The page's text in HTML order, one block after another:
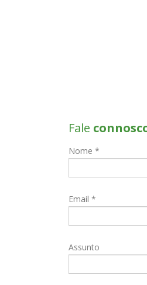
Fale
Nome *
Email *
Assunto